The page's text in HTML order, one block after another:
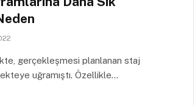
gerçekleşmesi planlanan staj
uğramıştı. Özellikle…